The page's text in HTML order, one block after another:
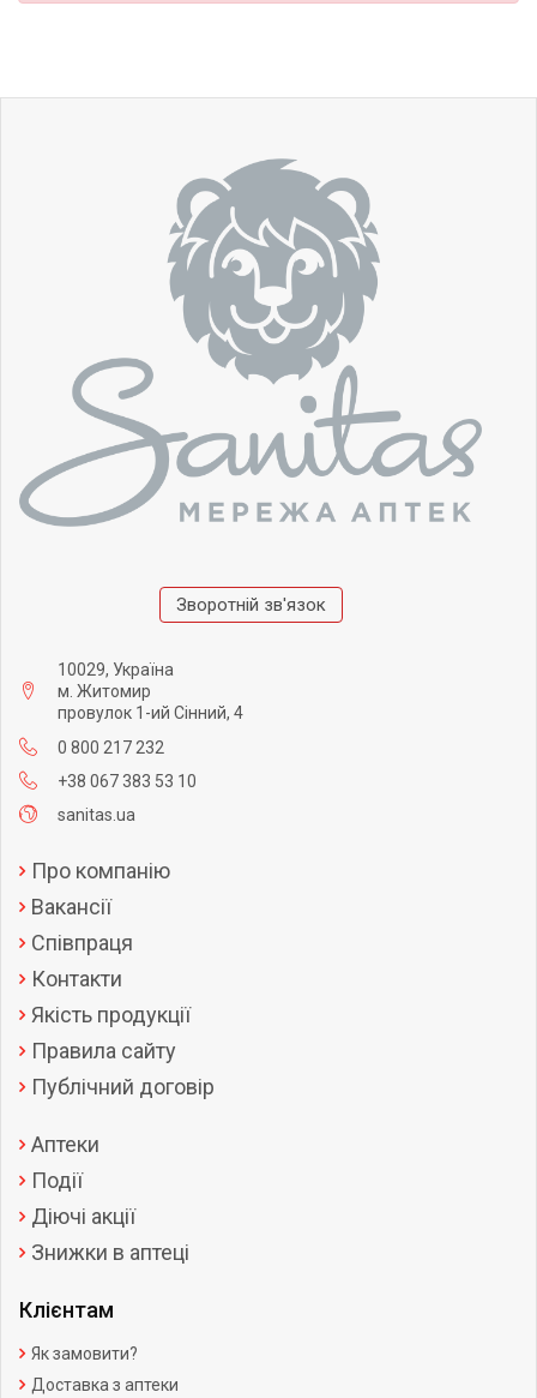
Зворотній зв'язок
10029, Україна
м. Житомир
провулок 1-ий Сінний, 4
0 800 217 232
+38 067 383 53 10
sanitas.ua
Про компанію
Вакансії
Співпраця
Контакти
Якість продукції
Правила сайту
Публічний договір
Аптеки
Події
Діючі акції
Знижки в аптеці
Клієнтам
Як замовити?
Доставка з аптеки